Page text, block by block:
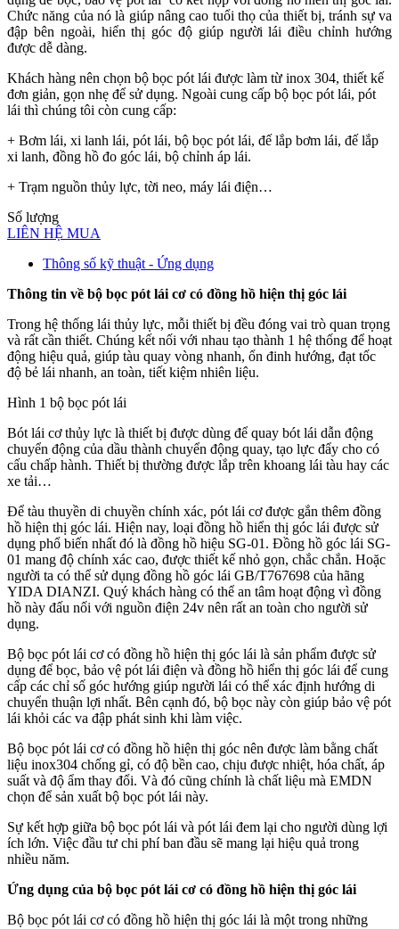
Chức năng của nó là giúp nâng cao tuổi thọ của thiết bị, tránh sự va
đập bên ngoài, hiển thị góc độ giúp người lái điều chỉnh hướng
được dễ dàng.
Khách hàng nên chọn bộ bọc pót lái được làm từ inox 304, thiết kế
đơn giản, gọn nhẹ để sử dụng. Ngoài cung cấp bộ bọc pót lái, pót
lái thì chúng tôi còn cung cấp:
+ Bơm lái, xi lanh lái, pót lái, bộ bọc pót lái, đế lắp bơm lái, đế lắp
xi lanh, đồng hồ đo góc lái, bộ chỉnh áp lái.
+ Trạm nguồn thủy lực, tời neo, máy lái điện…
Số lượng
LIÊN HỆ MUA
Thông số kỹ thuật - Ứng dụng
Thông tin về bộ bọc pót lái cơ có đồng hồ hiện thị góc lái
Trong hệ thống lái thủy lực, mỗi thiết bị đều đóng vai trò quan trọng
và rất cần thiết. Chúng kết nối với nhau tạo thành 1 hệ thống để hoạt
động hiệu quả, giúp tàu quay vòng nhanh, ổn đinh hướng, đạt tốc
độ bẻ lái nhanh, an toàn, tiết kiệm nhiên liệu.
Hình 1 bộ bọc pót lái
Bót lái cơ thủy lực là thiết bị được dùng để quay bót lái dẫn động
chuyển động của dầu thành chuyển động quay, tạo lực đẩy cho có
cấu chấp hành. Thiết bị thường được lắp trên khoang lái tàu hay các
xe tải…
Để tàu thuyền di chuyền chính xác, pót lái cơ được gắn thêm đồng
hồ hiện thị góc lái. Hiện nay, loại đồng hồ hiển thị góc lái được sử
dụng phổ biến nhất đó là đồng hồ hiệu SG-01. Đồng hồ góc lái SG-
01 mang độ chính xác cao, được thiết kế nhỏ gọn, chắc chắn. Hoặc
người ta có thể sử dụng đồng hồ góc lái GB/T767698 của hãng
YIDA DIANZI. Quý khách hàng có thể an tâm hoạt động vì đồng
hồ này đấu nối với nguồn điện 24v nên rất an toàn cho người sử
dụng.
Bộ bọc pót lái cơ có đồng hồ hiện thị góc lái là sản phẩm được sử
dụng để bọc, bảo vệ pót lái điện và đồng hồ hiển thị góc lái để cung
cấp các chỉ số góc hướng giúp người lái có thể xác định hướng di
chuyển thuận lợi nhất. Bên cạnh đó, bộ bọc này còn giúp bảo vệ pót
lái khỏi các va đập phát sinh khi làm việc.
Bộ bọc pót lái cơ có đồng hồ hiện thị góc nên được làm bằng chất
liệu inox304 chống gỉ, có độ bền cao, chịu được nhiệt, hóa chất, áp
suất và độ ẩm thay đổi. Và đó cũng chính là chất liệu mà EMDN
chọn để sản xuất bộ bọc pót lái này.
Sự kết hợp giữa bộ bọc pót lái và pót lái đem lại cho người dùng lợi
ích lớn. Việc đầu tư chi phí ban đầu sẽ mang lại hiệu quả trong
nhiều năm.
Ứng dụng của bộ bọc pót lái cơ có đồng hồ hiện thị góc lái
Bộ bọc pót lái cơ có đồng hồ hiện thị góc lái là một trong những